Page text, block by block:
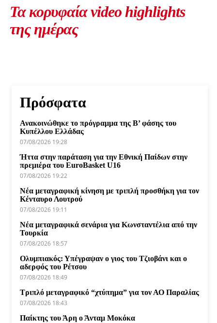
Τα κορυφαία video highlights
της ημέρας
Πρόσφατα
Ανακοινώθηκε το πρόγραμμα της Β’ φάσης του
Κυπέλλου Ελλάδας
07/08/2026 19:28
Ήττα στην παράταση για την Εθνική Παίδων στην
πρεμιέρα του EuroBasket U16
07/08/2026 19:22
Νέα μεταγραφική κίνηση με τριπλή προσθήκη για τον
Κένταυρο Λουτρού
07/08/2026 19:11
Νέα μεταγραφικά σενάρια για Κωνσταντέλια από την
Τουρκία
07/08/2026 18:57
Ολυμπιακός: Υπέγραψαν ο γιος του Τζιοβάνι και ο
αδερφός του Ρέτσου
07/08/2026 18:49
Τριπλό μεταγραφικό “χτύπημα” για τον ΑΟ Παραλίας
07/08/2026 18:43
Παίκτης του Άρη ο Άνταμ Μοκόκα